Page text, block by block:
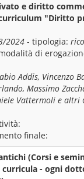
e diritto
"Diritto
2024 - tipologia:
di
Addis, Vincenzo
Massimo
Vattermoli e altri
finale:
(Corsi e
- ogni